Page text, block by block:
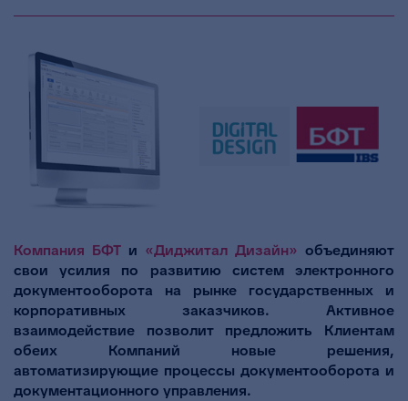
Компания БФТ и «Диджитал Дизайн» объединяют
свои усилия по развитию систем электронного
документооборота на рынке государственных и
корпоративных заказчиков. Активное
взаимодействие позволит предложить Клиентам
обеих Компаний новые решения,
автоматизирующие процессы документооборота и
документационного управления.